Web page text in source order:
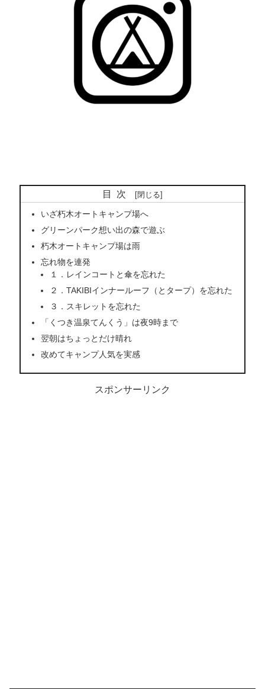
目次
いざ朽木オートキャンプ場へ
グリーンパーク想い出の森で遊ぶ
朽木オートキャンプ場は雨
忘れ物を連発
１．レインコートと傘を忘れた
２．TAKIBIインナールーフ（とタープ）を忘れた
３．スキレットを忘れた
「くつき温泉てんくう」は夜9時まで
翌朝はちょっとだけ晴れ
改めてキャンプ人気を実感
スポンサーリンク